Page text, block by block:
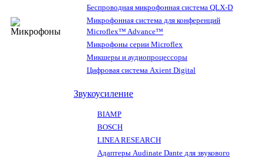
Беспроводная микрофонная система QLX-D
Микрофонная система для конференций
Microflex™ Advance™
Микрофоны серии Microflex
Микшеры и аудиопроцессоры
Цифровая система Axient Digital
Звукоусиление
BIAMP
BOSCH
LINEA RESEARCH
Адаптеры Audinate Dante для звукового